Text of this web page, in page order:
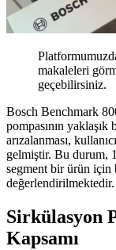
makaleleri
geçebilirsiniz.
Bosch Benchmark
pompasının
arızalanması,
gelmiştir. Bu durum,
segment bir ürün
değerlendirilmektedir.
Sirkülasyon
Kapsamı